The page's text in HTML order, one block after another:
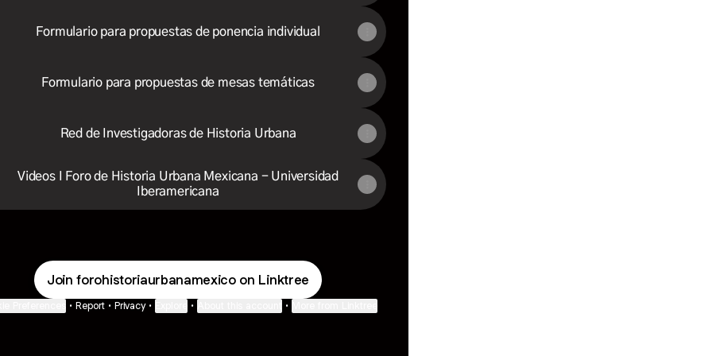
Formulario para propuestas de ponencia individual
Formulario para propuestas de mesas temáticas
Red de Investigadoras de Historia Urbana
Videos I Foro de Historia Urbana Mexicana - Universidad
Iberamericana
Join forohistoriaurbanamexico on Linktree
• Report • Privacy • • •